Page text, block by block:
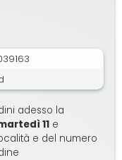
adesso la
11 e
e del numero